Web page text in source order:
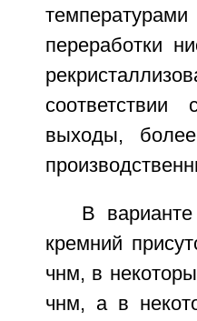
переработки
выходы,
В
кремний
чнм, в
чнм, а в